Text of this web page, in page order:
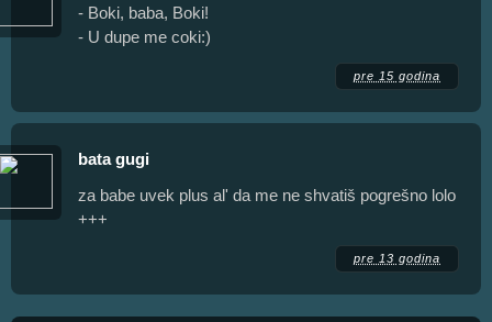
- Boki, baba, Boki!
- U dupe me coki:)
pre 15 godina
bata gugi
za babe uvek plus al' da me ne shvatiš pogrešno lolo
+++
pre 13 godina